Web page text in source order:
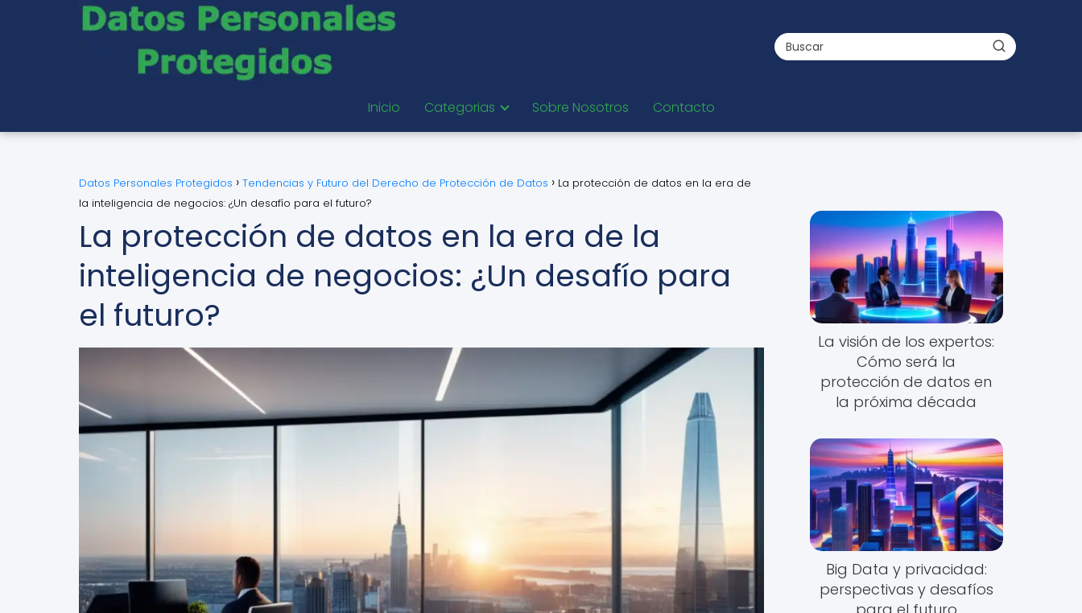
Inicio Categorias Sobre Nosotros Contacto
Datos Personales Protegidos Tendencias y Futuro del Derecho de Protección de Datos
La protección de datos en la era de
la inteligencia de negocios: ¿Un desafío para el futuro?
La protección de datos en la era de la
inteligencia de negocios: ¿Un desafío para
el futuro?
La visión de los expertos:
Cómo será la
protección de datos en
la próxima década
Big Data y privacidad:
perspectivas y desafíos